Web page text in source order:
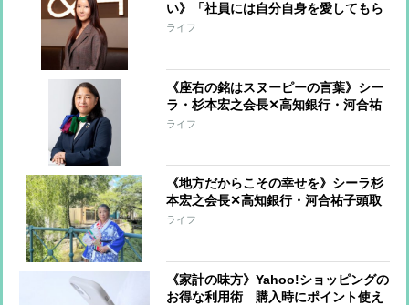
い》「社員には自分自身を愛してもら
いたい」シーラ杉本宏之会長がLOIVE
ライフ
《座右の銘はスヌーピーの言葉》シー
ラ・杉本宏之会長✕高知銀行・河合祐
子頭取「いじめ」も乗り越え「女性初
ライフ
《地方だからこその幸せを》シーラ杉
本宏之会長✕高知銀行・河合祐子頭取
が語る高知の未来「“人口減少”でも地
ライフ
《家計の味方》Yahoo!ショッピングの
お得な利用術 購入時にポイント使え